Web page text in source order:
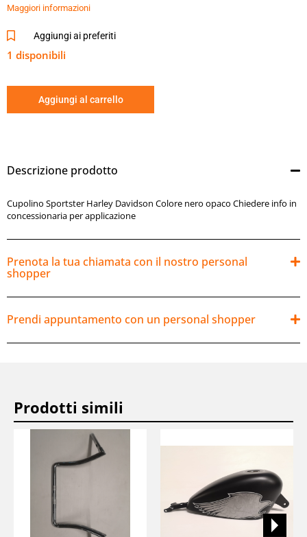
Maggiori informazioni
Aggiungi ai preferiti
1 disponibili
Aggiungi al carrello
Descrizione prodotto
Cupolino Sportster Harley Davidson Colore nero opaco Chiedere info in
concessionaria per applicazione
Prenota la tua chiamata con il nostro personal
shopper
Prendi appuntamento con un personal shopper
Prodotti simili